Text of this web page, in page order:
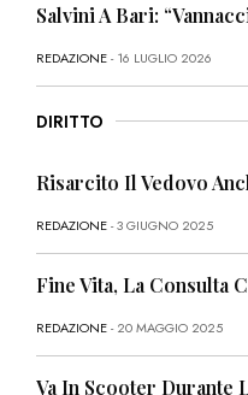
Salvini A Bari:
REDAZIONE- 16 LUGLIO 2026
DIRITTO
Risarcito Il Vedovo
REDAZIONE- 3 GIUGNO 2025
Fine Vita, La Consulta
REDAZIONE- 20 MAGGIO 2025
Va In Scooter Durante